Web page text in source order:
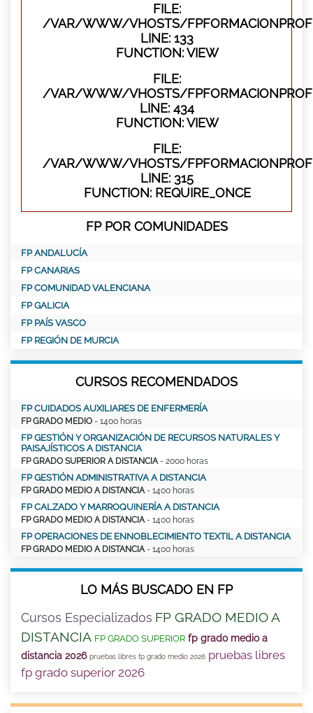
FILE:
/VAR/WWW/VHOSTS/
LINE: 133
FUNCTION: VIEW
FILE:
/VAR/WWW/VHOSTS/
LINE: 434
FUNCTION: VIEW
FILE:
/VAR/WWW/VHOSTS/
LINE: 315
FUNCTION: REQUIRE_ONCE
FP POR COMUNIDADES
FP ANDALUCÍA
FP CANARIAS
FP COMUNIDAD VALENCIANA
FP GALICIA
FP PAÍS VASCO
FP REGIÓN DE MURCIA
CURSOS RECOMENDADOS
FP CUIDADOS AUXILIARES DE ENFERMERÍA
FP GRADO MEDIO - 1400 horas
FP GESTIÓN Y ORGANIZACIÓN DE RECURSOS NATURALES Y
PAISAJÍSTICOS A DISTANCIA
FP GRADO SUPERIOR A DISTANCIA - 2000 horas
FP GESTIÓN ADMINISTRATIVA A DISTANCIA
FP GRADO MEDIO A DISTANCIA - 1400 horas
FP CALZADO Y MARROQUINERÍA A DISTANCIA
FP GRADO MEDIO A DISTANCIA - 1400 horas
FP OPERACIONES DE ENNOBLECIMIENTO TEXTIL A DISTANCIA
FP GRADO MEDIO A DISTANCIA - 1400 horas
LO MÁS BUSCADO EN FP
Cursos Especializados FP GRADO MEDIO A
DISTANCIA FP GRADO SUPERIOR fp grado medio a
distancia 2026 pruebas libres fp grado medio 2026 pruebas libres
fp grado superior 2026